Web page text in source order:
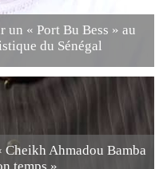
un « Port Bu Bess » au
du Sénégal
Cheikh Ahmadou Bamba